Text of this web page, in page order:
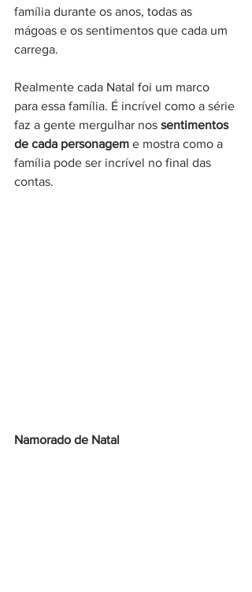
família durante os anos, todas as
mágoas e os sentimentos que cada um
carrega.
Realmente cada Natal foi um marco
para essa família. É incrível como a série
faz a gente mergulhar nos sentimentos
de cada personagem e mostra como a
família pode ser incrível no final das
contas.
Namorado de Natal